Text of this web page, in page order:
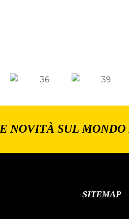
NOVITÀ SUL MONDO
SITEMAP